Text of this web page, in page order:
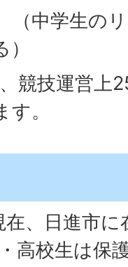
（中学生の
競技運営上
。
、日進市
高校生は保